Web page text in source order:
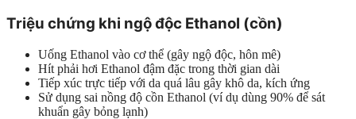
Triệu chứng khi ngộ độc Ethanol (cồn)
Uống Ethanol vào cơ thể (gây ngộ độc, hôn mê)
Hít phải hơi Ethanol đậm đặc trong thời gian dài
Tiếp xúc trực tiếp với da quá lâu gây khô da, kích ứng
Sử dụng sai nồng độ cồn Ethanol (ví dụ dùng 90% để sát
khuẩn gây bỏng lạnh)